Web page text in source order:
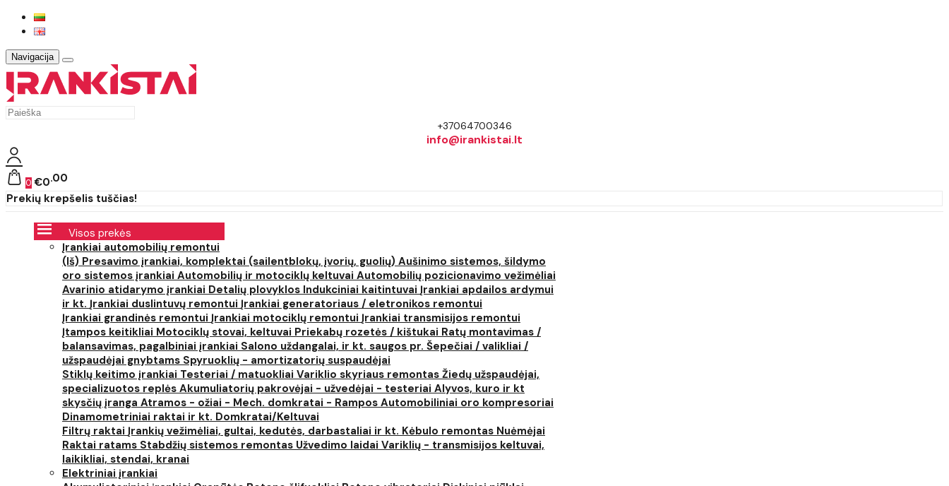
Navigacija
+37064700346
info@irankistai.lt
0 €0 00
Prekių krepšelis tuščias!
Visos prekės
Įrankiai automobilių remontui
(Iš) Presavimo įrankiai, komplektai (sailentblokų, įvorių, guolių) Aušinimo sistemos, šildymo
oro sistemos įrankiai Automobilių ir motociklų keltuvai Automobilių pozicionavimo vežimėliai
Avarinio atidarymo įrankiai Detalių plovyklos Indukciniai kaitintuvai Įrankiai apdailos ardymui
ir kt. Įrankiai duslintuvų remontui Įrankiai generatoriaus / eletronikos remontui
Įrankiai grandinės remontui Įrankiai motociklų remontui Įrankiai transmisijos remontui
Įtampos keitikliai Motociklų stovai, keltuvai Priekabų rozetės / kištukai Ratų montavimas /
balansavimas, pagalbiniai įrankiai Salono uždangalai, ir kt. saugos pr. Šepečiai / valikliai /
užspaudėjai gnybtams Spyruoklių - amortizatorių suspaudėjai
Stiklų keitimo įrankiai Testeriai / matuokliai Variklio skyriaus remontas Žiedų užspaudėjai,
specializuotos replės Akumuliatorių pakrovėjai - užvedėjai - testeriai Alyvos, kuro ir kt
skysčių įranga Atramos - ožiai - Mech. domkratai - Rampos Automobiliniai oro kompresoriai
Dinamometriniai raktai ir kt. Domkratai/Keltuvai
Filtrų raktai Įrankių vežimėliai, gultai, kedutės, darbastaliai ir kt. Kėbulo remontas Nuėmėjai
Raktai ratams Stabdžių sistemos remontas Užvedimo laidai Variklių - transmisijos keltuvai,
laikikliai, stendai, kranai
Elektriniai įrankiai